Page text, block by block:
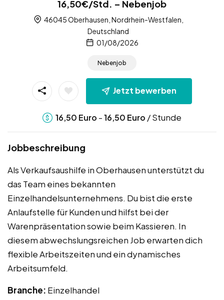
16,50€/Std. – Nebenjob
46045 Oberhausen, Nordrhein-Westfalen,
Deutschland
01/08/2026
Nebenjob
Jetzt bewerben
16,50 Euro -16,50 Euro / Stunde
Jobbeschreibung
Als Verkaufsaushilfe in Oberhausen unterstützt du
das Team eines bekannten
Einzelhandelsunternehmens. Du bist die erste
Anlaufstelle für Kunden und hilfst bei der
Warenpräsentation sowie beim Kassieren. In
diesem abwechslungsreichen Job erwarten dich
flexible Arbeitszeiten und ein dynamisches
Arbeitsumfeld.
Branche: Einzelhandel